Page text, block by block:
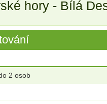
hory - Bílá
2 osob